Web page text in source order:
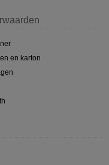
en karton